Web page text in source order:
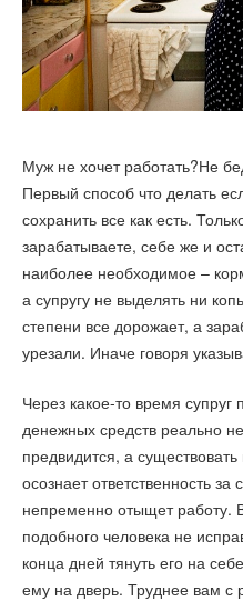
Муж не хочет работать?Не
Первый способ что делать
сохранить все как есть.
зарабатываете, себе же и
наиболее необходимое –
а супругу не выделять ни
степени все дорожает, а
урезали. Иначе говоря
Через какое-то время супруг
денежных средств реально
предвидится, а
осознает ответственность
непременно отыщет работу.
подобного человека не
конца дней тянуть его на
ему на дверь. Труднее вам с